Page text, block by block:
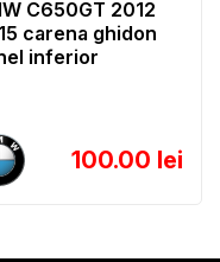
C650GT 2012
carena ghidon
inferior
100.00 lei